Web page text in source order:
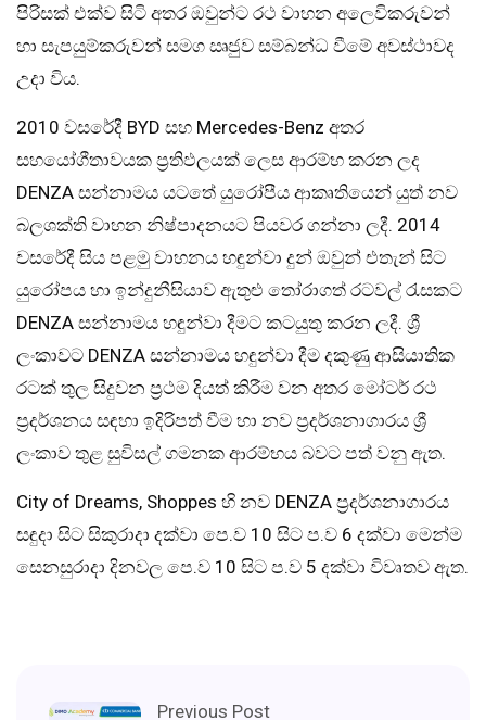
පිරිසක් එක්ව සිටි අතර ඔවුන්ට රථ වාහන අලෙවිකරුවන්
හා සැපයුම්කරුවන් සමග ඍජුව සම්බන්ධ වීමේ අවස්ථාවද
උදා විය.
2010 වසරේදී BYD සහ Mercedes-Benz අතර
සහයෝගීතාවයක ප්‍රතිඵලයක් ලෙස ආරම්භ කරන ලද
DENZA සන්නාමය යටතේ යුරෝපීය ආකෘතියෙන් යුත් නව
බලශක්ති වාහන නිෂ්පාදනයට පියවර ගන්නා ලදී. 2014
වසරේදී සිය පළමු වාහනය හඳුන්වා දුන් ඔවුන් එතැන් සිට
යුරෝපය හා ඉන්දුනීසියාව ඇතුළු තෝරාගත් රටවල් රැසකට
DENZA සන්නාමය හඳුන්වා දීමට කටයුතු කරන ලදී. ශ්‍රී
ලංකාවට DENZA සන්නාමය හඳුන්වා දීම දකුණු ආසියාතික
රටක් තුල සිදුවන ප්‍රථම දියත් කිරීම වන අතර මෝටර් රථ
ප්‍රදර්ශනය සඳහා ඉදිරිපත් වීම හා නව ප්‍රදර්ශනාගාරය ශ්‍රී
ලංකාව තුළ සුවිසල් ගමනක ආරම්භය බවට පත් වනු ඇත.
City of Dreams, Shoppes හි නව DENZA ප්‍රදර්ශනාගාරය
සඳුදා සිට සිකුරාදා දක්වා පෙ.ව 10 සිට ප.ව 6 දක්වා මෙන්ම
සෙනසුරාදා දිනවල පෙ.ව 10 සිට ප.ව 5 දක්වා විවෘතව ඇත.
Previous Post